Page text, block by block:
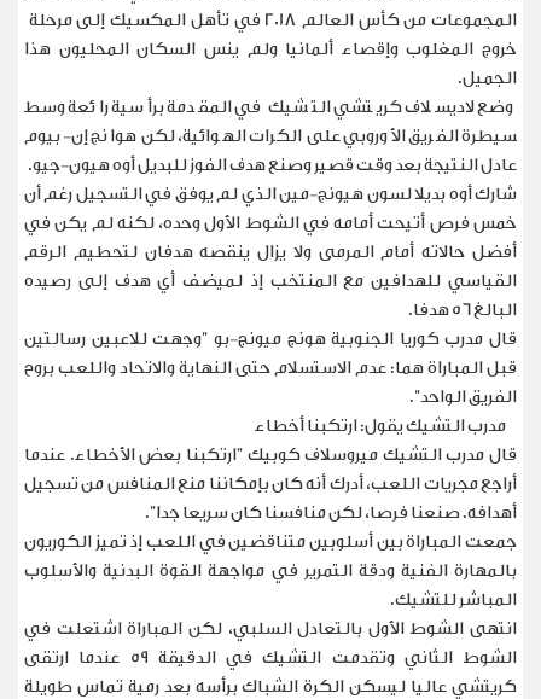
المجموعات من كأس العالم 2018 في تأهل المكسيك إلى مرحلة ​
خروج المغلوب وإقصاء ألمانيا ولم ينس السكان المحليون هذا
الجميل.
وضع لاديسلاف كريتشي التشيك في المقدمة برأسية رائعة وسط​
سيطرة الفريق الأوروبي على الكرات الهوائية، لكن هوانج إن-بيوم
عادل النتيجة بعد وقت قصير وصنع هدف الفوز للبديل أوه هيون-جيو.
شارك أوه بديلا لسون هيونج-مين الذي لم يوفق في التسجيل رغم أن
خمس فرص أتيحت أمامه في الشوط الأول وحده، لكنه لم ​يكن في
أفضل حالاته أمام المرمى ولا يزال ينقصه هدفان لتحطيم الرقم
القياسي للهدافين مع المنتخب إذ لم​يضف أي هدف إلى رصيده
البالغ 56 هدفا
.
قال مدرب كوريا الجنوبية هونج ميونج-بو "وجهت للاعبين رسالتين
قبل المباراة هما: عدم الاستسلام ‌حتى ⁠النهاية والاتحاد واللعب بروح
الفريق الواحد".
مدرب التشيك يقول: ارتكبنا أخطاء
قال مدرب التشيك ميروسلاف كوبيك "ارتكبنا بعض الأخطاء. عندما
أراجع مجريات اللعب، أدرك أنه كان بإمكاننا منع المنافس من تسجيل
أهدافه. صنعنا فرصا، لكن منافسنا كان سريعا جدا".
جمعت المباراة بين أسلوبين متناقضين في اللعب إذ تميز الكوريون
بالمهارة الفنية ودقة التمرير في مواجهة القوة البدنية ​والأسلوب
المباشر للتشيك.
انتهى الشوط الأول ​بالتعادل السلبي، لكن المباراة ⁠اشتعلت في
الشوط الثاني وتقدمت التشيك في الدقيقة 59 عندما ارتقى
كريتشي عاليا ليسكن الكرة الشباك برأسه بعد رمية تماس طويلة